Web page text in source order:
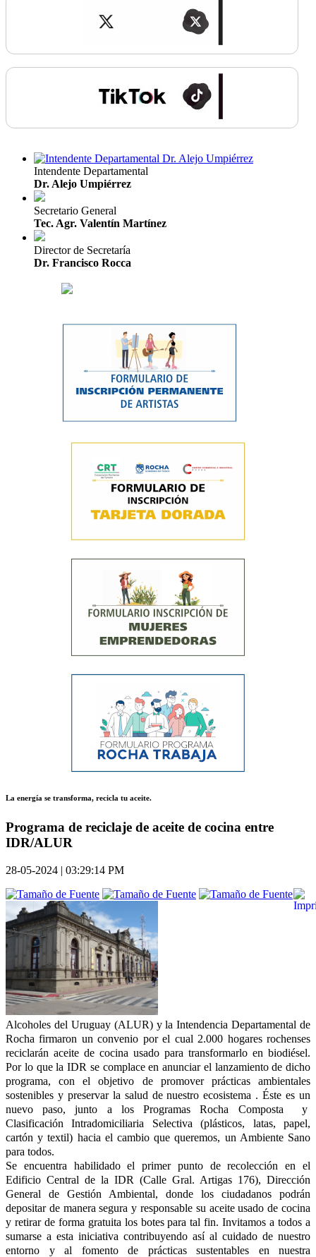
Intendente Departamental
Dr. Alejo Umpiérrez
Secretario General
Tec. Agr. Valentín Martínez
Director de Secretaría
Dr. Francisco Rocca
La energía se transforma, recicla tu aceite.
Programa de reciclaje de aceite de cocina entre
IDR/ALUR
28-05-2024 | 03:29:14 PM
Alcoholes del Uruguay (ALUR) y la Intendencia Departamental de
Rocha firmaron un convenio por el cual 2.000 hogares rochenses
reciclarán aceite de cocina usado para transformarlo en biodiésel.
Por lo que la IDR se complace en anunciar el lanzamiento de dicho
programa, con el objetivo de promover prácticas ambientales
sostenibles y preservar la salud de nuestro ecosistema . Éste es un
nuevo paso, junto a los Programas Rocha Composta y
Clasificación Intradomiciliaria Selectiva (plásticos, latas, papel,
cartón y textil) hacia el cambio que queremos, un Ambiente Sano
para todos.
Se encuentra habilidado el primer punto de recolección en el
Edificio Central de la IDR (Calle Gral. Artigas 176), Dirección
General de Gestión Ambiental, donde los ciudadanos podrán
depositar de manera segura y responsable su aceite usado de cocina
y retirar de forma gratuita los botes para tal fin. Invitamos a todos a
sumarse a esta iniciativa contribuyendo así al cuidado de nuestro
entorno y al fomento de prácticas sustentables en nuestra